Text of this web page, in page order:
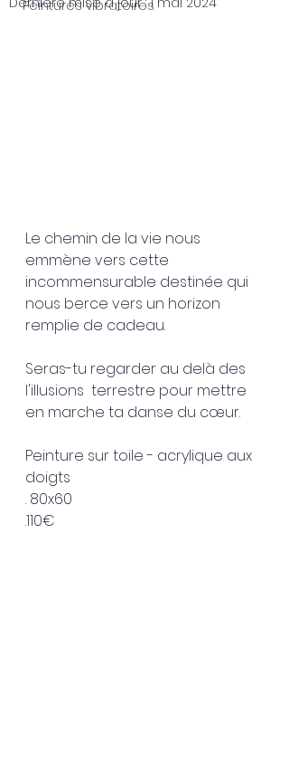
Peintures vibratoires
Le chemin de la vie nous
emmène vers cette
incommensurable destinée qui
nous berce vers un horizon
remplie de cadeau.
Seras-tu regarder au delà des
l'illusions  terrestre pour mettre
en marche ta danse du cœur.
Peinture sur toile - acrylique aux
doigts
. 80x60
.110€